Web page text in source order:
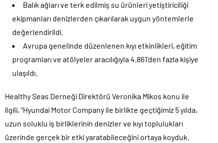
Balık ağları ve terk edilmiş su ürünleri yetiştiriciliği
ekipmanları denizlerden çıkarılarak uygun yöntemlerle
değerlendirildi.
Avrupa genelinde düzenlenen kıyı etkinlikleri, eğitim
programları ve atölyeler aracılığıyla 4.861’den fazla kişiye
ulaşıldı.
Healthy Seas Derneği Direktörü Veronika Mikos konu ile
ilgili, “Hyundai Motor Company ile birlikte geçtiğimiz 5 yılda,
uzun soluklu iş birliklerinin denizler ve kıyı toplulukları
üzerinde gerçek bir etki yaratabileceğini ortaya koyduk.